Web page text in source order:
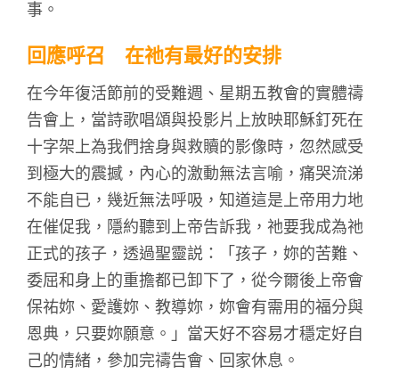
事。
回應呼召 在祂有最好的安排
在今年復活節前的受難週、星期五教會的實體禱
告會上，當詩歌唱頌與投影片上放映耶穌釘死在
十字架上為我們捨身與救贖的影像時，忽然感受
到極大的震撼，內心的激動無法言喻，痛哭流涕
不能自已，幾近無法呼吸，知道這是上帝用力地
在催促我，隱約聽到上帝告訴我，祂要我成為祂
正式的孩子，透過聖靈説：「孩子，妳的苦難、
委屈和身上的重擔都已卸下了，從今爾後上帝會
保祐妳、愛護妳、教導妳，妳會有需用的福分與
恩典，只要妳願意。」當天好不容易才穩定好自
己的情緒，參加完禱告會、回家休息。